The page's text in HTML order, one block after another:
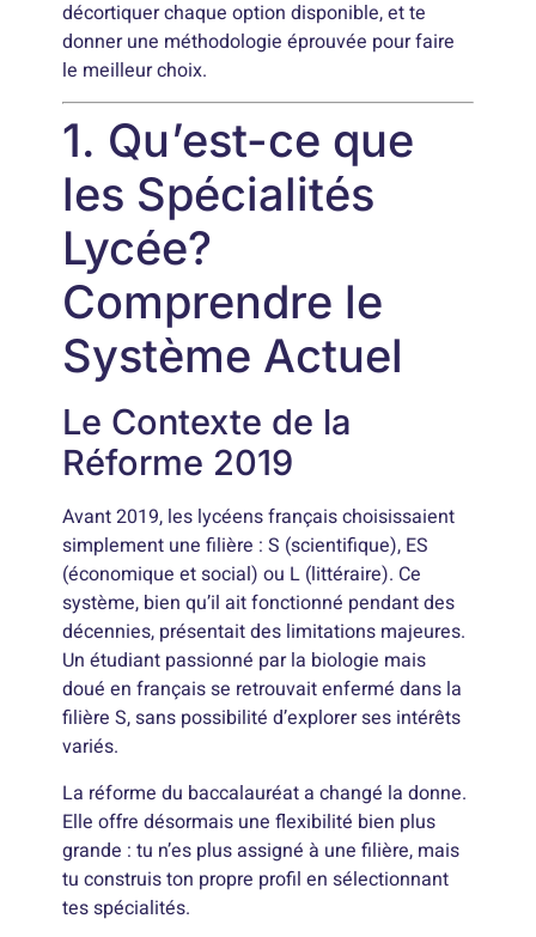
décortiquer chaque option disponible, et te
donner une méthodologie éprouvée pour faire
le meilleur choix.
1. Qu’est-ce que
les Spécialités
Lycée?
Comprendre le
Système Actuel
Le Contexte de la
Réforme 2019
Avant 2019, les lycéens français choisissaient
simplement une filière : S (scientifique), ES
(économique et social) ou L (littéraire). Ce
système, bien qu’il ait fonctionné pendant des
décennies, présentait des limitations majeures.
Un étudiant passionné par la biologie mais
doué en français se retrouvait enfermé dans la
filière S, sans possibilité d’explorer ses intérêts
variés.
La réforme du baccalauréat a changé la donne.
Elle offre désormais une flexibilité bien plus
grande : tu n’es plus assigné à une filière, mais
tu construis ton propre profil en sélectionnant
tes spécialités.